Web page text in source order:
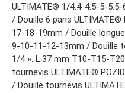
ULTIMATE® 1/4.4-4.5-5-
/ Douille 6 pans
17-18-19mm / Douille
9-10-11-12-13mm / Douille
1/4 ». L.37 mm T10-T15-
tournevis ULTIMATE®
/ Douille tournevis